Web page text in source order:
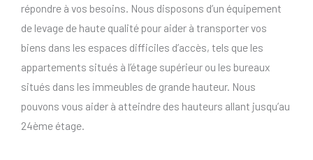
répondre à vos besoins. Nous disposons d’un équipement
de levage de haute qualité pour aider à transporter vos
biens dans les espaces difficiles d’accès, tels que les
appartements situés à l’étage supérieur ou les bureaux
situés dans les immeubles de grande hauteur. Nous
pouvons vous aider à atteindre des hauteurs allant jusqu’au
24ème étage.